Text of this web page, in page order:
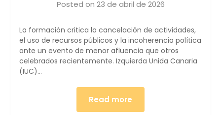
Posted on 23 de abril de 2026
La formación critica la cancelación de actividades,
el uso de recursos públicos y la incoherencia política
ante un evento de menor afluencia que otros
celebrados recientemente. Izquierda Unida Canaria
(IUC)…
Read more